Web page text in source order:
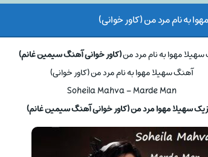
به نام مرد من (کاور خوانی)
مهوا به نام مرد من(کاور خوانی آهنگ سیمین غانم)
آهنگ سهیلا مهوا به نام مرد من (کاور خوانی)
Soheila Mahva – Marde Man
سهیلا مهوا مرد من (کاور خوانی آهنگ سیمین غانم)